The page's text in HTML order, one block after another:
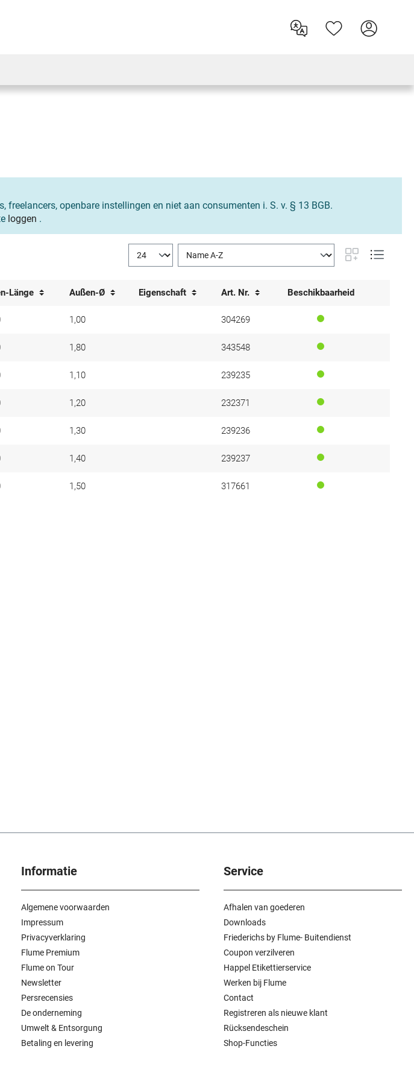
openbare instellingen en niet aan consumenten i. S. v. § 13 BGB.
loggen .
Länge Außen-Ø Eigenschaft Art. Nr. Beschikbaarheid
1,00 304269
1,80 343548
1,10 239235
1,20 232371
1,30 239236
1,40 239237
1,50 317661
Informatie
Algemene voorwaarden
Impressum
Privacyverklaring
Flume Premium
Flume on Tour
Newsletter
Persrecensies
De onderneming
Umwelt & Entsorgung
Betaling en levering
Service
Afhalen van goederen
Downloads
Friederichs by Flume- Buitendienst
Coupon verzilveren
Happel Etikettierservice
Werken bij Flume
Contact
Registreren als nieuwe klant
Rücksendeschein
Shop-Functies